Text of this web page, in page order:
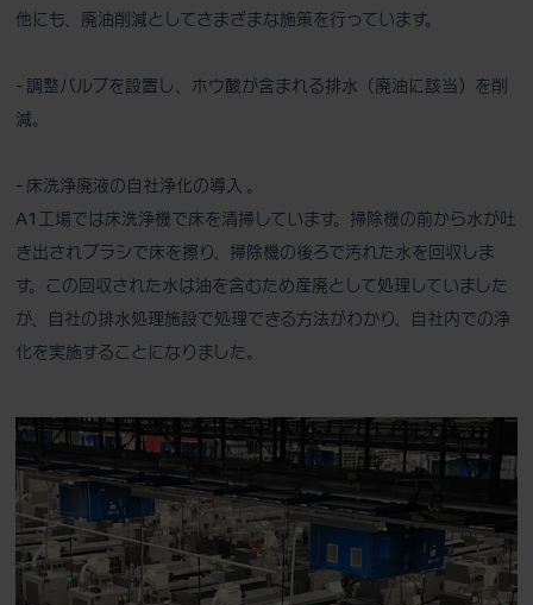
他にも、廃油削減としてさまざまな施策を行っています。
- 調整バルブを設置し、ホウ酸が含まれる排水（廃油に該当）を削
減。
- 床洗浄廃液の自社浄化の導入 。
A1工場では床洗浄機で床を清掃しています。掃除機の前から水が吐
き出されブラシで床を擦り、掃除機の後ろで汚れた水を回収しま
す。この回収された水は油を含むため産廃として処理していました
が、自社の排水処理施設で処理できる方法がわかり、自社内での浄
化を実施することになりました。